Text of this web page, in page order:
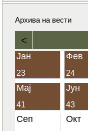
Архива на вести
<
Јан
23
Фев
24
Мај
41
Јун
43
Сеп Окт